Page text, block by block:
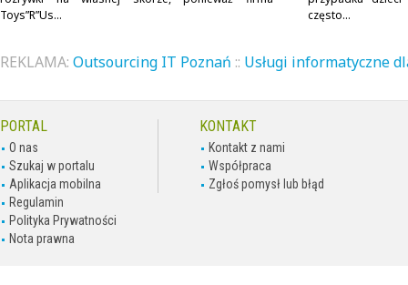
Toys”R”Us...
często...
REKLAMA: Outsourcing IT Poznań :: Usługi informatyczne
PORTAL
O nas
Szukaj w portalu
Aplikacja mobilna
Regulamin
Polityka Prywatności
Nota prawna
KONTAKT
Kontakt z nami
Współpraca
Zgłoś pomysł lub błąd